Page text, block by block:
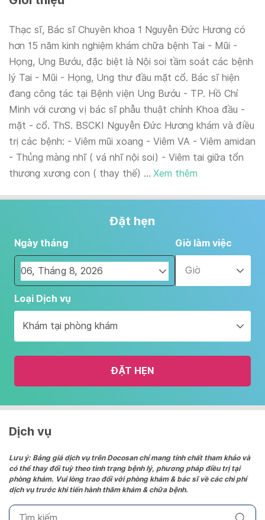
Thạc sĩ, Bác sĩ Chuyên khoa 1 Nguyễn Đức Hương có
hơn 15 năm kinh nghiệm khám chữa bệnh Tai - Mũi -
Họng, Ung Bướu, đặc biệt là Nội soi tầm soát các bệnh
lý Tai - Mũi - Họng, Ung thư đầu mặt cổ. Bác sĩ hiện
đang công tác tại Bệnh viện Ung Bướu - TP. Hồ Chí
Minh với cương vị bác sĩ phẫu thuật chính Khoa đầu -
mặt - cổ. ThS. BSCKI Nguyễn Đức Hương khám và điều
trị các bệnh: - Viêm mũi xoang - Viêm VA - Viêm amidan
- Thủng màng nhĩ ( vá nhĩ nội soi) - Viêm tai giữa tổn
thương xương con ( thay thế) ... Xem thêm
Đặt hẹn
Ngày tháng
Navigate
forward
interact
with
the
and
date.
the
question
mark
to
Giờ làm việc
Giờ
Loại Dịch vụ
Khám tại phòng khám
ĐẶT HẸN
Dịch vụ
Lưu ý: Bảng giá dịch vụ trên Docosan chỉ mang tính chất tham khảo và
có thể thay đổi tuỳ theo tình trạng bệnh lý, phương pháp điều trị tại
phòng khám. Vui lòng trao đổi với phòng khám & bác sĩ về các chi phí
dịch vụ trước khi tiến hành thăm khám & chữa bệnh.